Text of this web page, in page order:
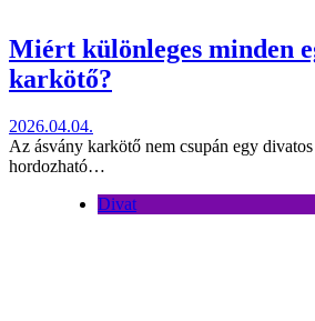
Miért különleges minden
karkötő?
2026.04.04.
Az ásvány karkötő nem csupán egy
hordozható…
Divat